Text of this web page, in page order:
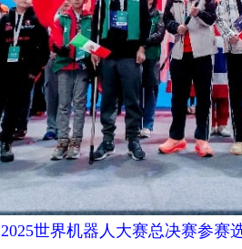
2025世界机器人大赛总决赛参赛